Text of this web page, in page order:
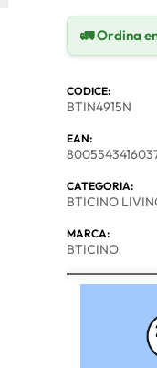
🚛 Ordina
CODICE:
BTIN4915N
EAN:
CATEGORIA:
BTICINO
MARCA:
BTICINO